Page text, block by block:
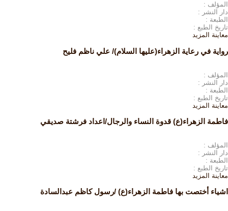
المؤلف :
دار النشر :
الطبعة :
تاريخ الطبع :
معاينة المزيد
رواية في رعاية الزهراء(عليها السلام)/ علي ناظم فليح
المؤلف :
دار النشر :
الطبعة :
تاريخ الطبع :
معاينة المزيد
فاطمة الزهراء(ع) قدوة النساء والرجال/اعداد فرشتة صديقي
المؤلف :
دار النشر :
الطبعة :
تاريخ الطبع :
معاينة المزيد
اشياء أختصت بها فاطمة الزهراء(ع) /رسول كاظم عبدالسادة